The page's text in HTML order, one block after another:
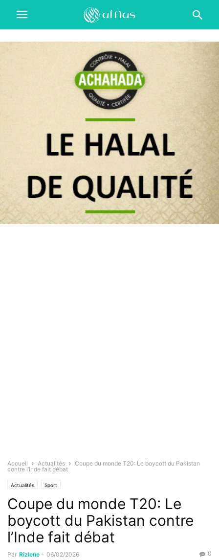
Accueil Actualités
Coupe du monde T20: Le boycott du Pakistan
contre l’Inde fait débat
Actualités Sport
Coupe du monde T20: Le
boycott du Pakistan contre
l’Inde fait débat
Par Rizlene - 06/02/2026 0